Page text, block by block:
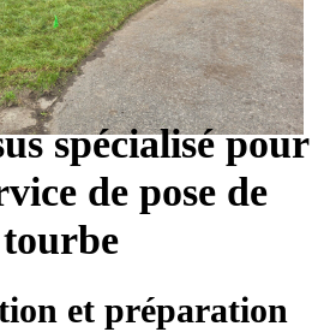
spécialisé pour
de pose de
tourbe
et préparation